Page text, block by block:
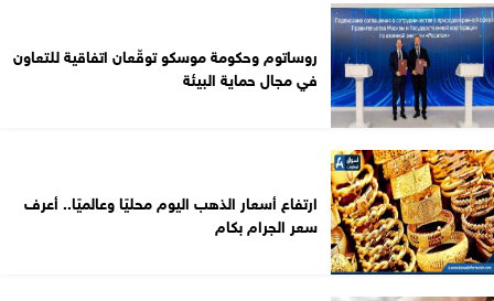
روساتوم وحكومة موسكو توقّعان اتفاقية للتعاون
في مجال حماية البيئة
ارتفاع أسعار الذهب اليوم محليًا وعالميًا.. أعرف
سعر الجرام بكام